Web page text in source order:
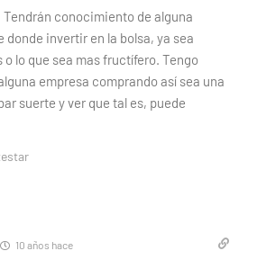
conocimiento de alguna
donde invertir en la bolsa, ya sea
lo que sea mas fructífero. Tengo
empresa comprando así sea una
suerte y ver que tal es, puede
10 años hace